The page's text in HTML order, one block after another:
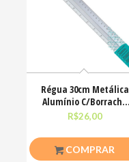
Régua 30cm Metálica
Alumínio C/Borracha
Antiderrapante Bazze
R$26,00
COMPRAR